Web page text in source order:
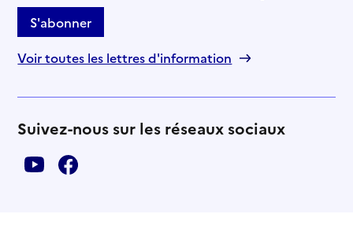
S'abonner
Voir toutes les lettres d'information
Suivez-nous sur les réseaux sociaux